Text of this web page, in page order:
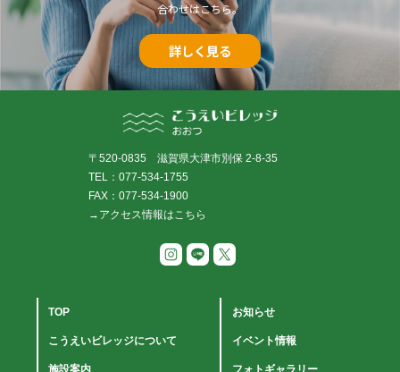
合わせはこちら。
詳しく見る
〒520-0835 滋賀県大津市別保 2-8-35
TEL：077-534-1755
FAX：077-534-1900
→アクセス情報はこちら
TOP お知らせ
こうえいビレッジについて イベント情報
施設案内 フォトギャラリー